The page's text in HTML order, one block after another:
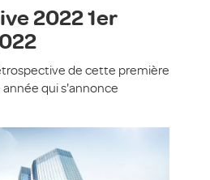
2022 1er
de cette première
qui s'annonce